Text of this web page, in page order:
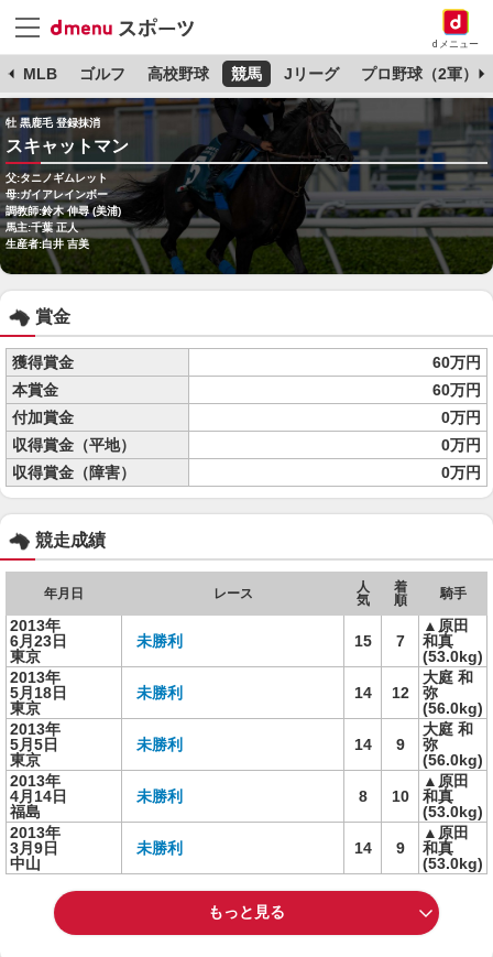
dメニュー
MLB ゴルフ 高校野球 競馬 Jリーグ プロ野球（2軍）
牡 黒鹿毛 登録抹消
スキャットマン
父:タニノギムレット
母:ガイアレインボー
調教師:鈴木 伸尋 (美浦)
馬主:千葉 正人
生産者:白井 吉美
賞金
獲得賞金
60万円
本賞金
60万円
付加賞金
0万円
収得賞金（平地）
0万円
収得賞金（障害）
0万円
競走成績
年月日 レース
人
気
着
順
騎手
2013年
6月23日
東京
未勝利 15 7
▲原田
和真
(53.0kg)
2013年
5月18日
東京
未勝利 14 12
大庭 和
弥
(56.0kg)
2013年
5月5日
東京
未勝利 14 9
大庭 和
弥
(56.0kg)
2013年
4月14日
福島
未勝利 8 10
▲原田
和真
(53.0kg)
2013年
3月9日
中山
未勝利 14 9
▲原田
和真
(53.0kg)
もっと見る